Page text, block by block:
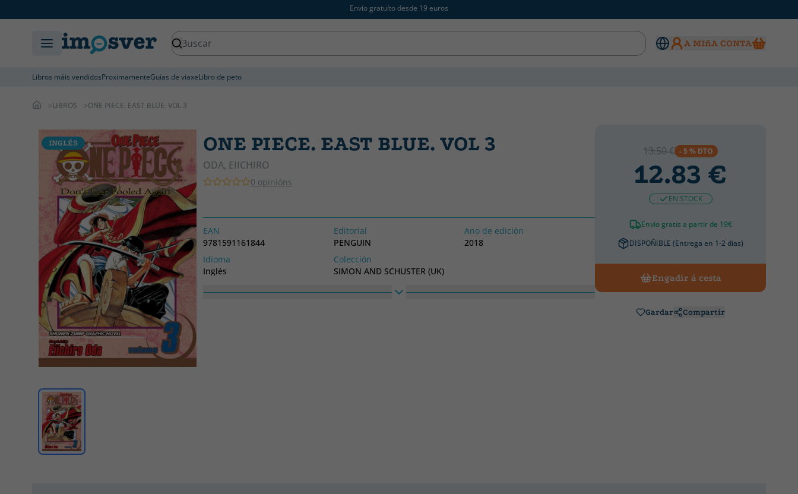
Envío gratuíto desde 19 euros
A MIñA CONTA
Libros máis vendidosProximamenteGuías de viaxeLibro de peto
LIBROS ONE PIECE. EAST BLUE. VOL 3
INGLÉS ONE PIECE. EAST BLUE. VOL 3
ODA, EIICHIRO
0 opinións
EAN
9781591161844
Editorial
PENGUIN
Ano de edición
2018
Idioma
Inglés
Colección
SIMON AND SCHUSTER (UK)
13.50 € - 5 % DTO
12.83 €
EN STOCK
Envío gratis a partir de 19€
DISPOÑIBLE (Entrega en 1-2 dias)
Engadir á cesta
Gardar Compartir